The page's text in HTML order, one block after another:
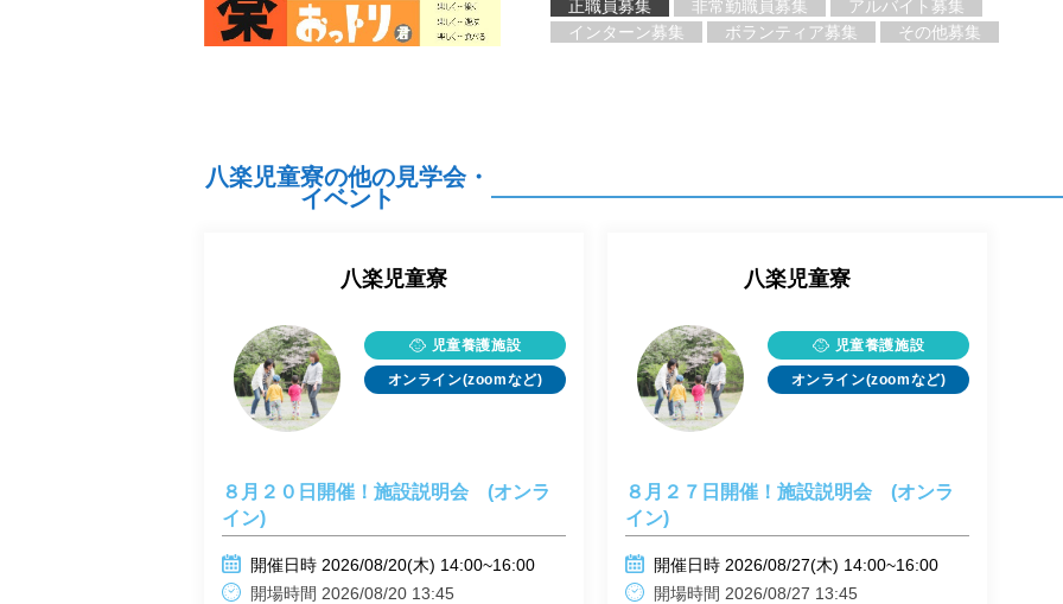
正職員募集 非常勤職員募集
アルバイト募集
インターン募集
ボランティア募集 その他募集
八楽児童寮の他の見学会・
イベント
八楽児童寮
児童養護施設
オンライン(zoomなど)
８月２０日開催！施設説明会 (オンラ
イン)
開催日時 2026/08/20(木) 14:00~16:00
開場時間 2026/08/20 13:45
八楽児童寮
児童養護施設
オンライン(zoomなど)
８月２７日開催！施設説明会 (オンラ
イン)
開催日時 2026/08/27(木) 14:00~16:00
開場時間 2026/08/27 13:45